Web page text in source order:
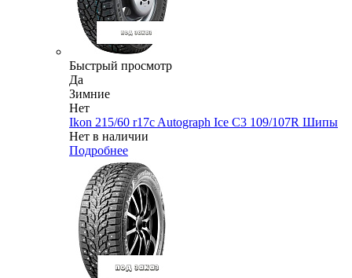
Быстрый просмотр
Да
Зимние
Нет
Ikon 215/60 r17c Autograph Ice C3 109/107R Шипы
Нет в наличии
Подробнее